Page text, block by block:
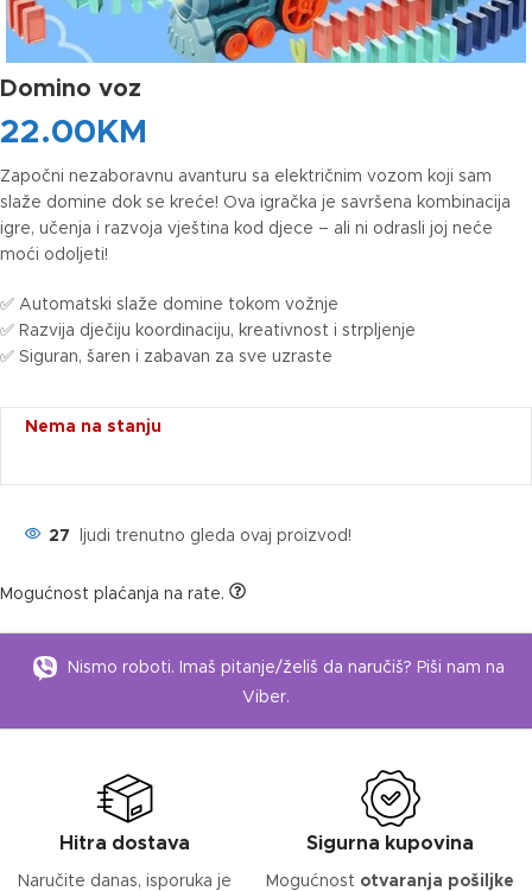
Domino voz
22.00 KM
Započni nezaboravnu avanturu sa električnim vozom koji sam
slaže domine dok se kreće! Ova igračka je savršena kombinacija
igre, učenja i razvoja vještina kod djece – ali ni odrasli joj neće
moći odoljeti!
✅ Automatski slaže domine tokom vožnje
✅ Razvija dječiju koordinaciju, kreativnost i strpljenje
✅ Siguran, šaren i zabavan za sve uzraste
Nema na stanju
27 ljudi trenutno gleda ovaj proizvod!
Mogućnost plaćanja na rate.
Nismo roboti. Imaš pitanje/želiš da naručiš? Piši nam na
Viber.
Hitra dostava
Naručite danas, isporuka je
Sigurna kupovina
Mogućnost otvaranja pošiljke